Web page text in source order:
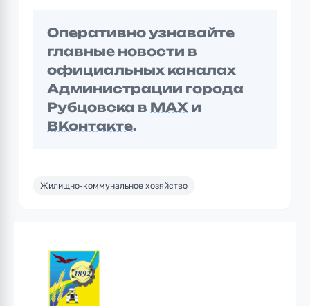
Оперативно узнавайте
главные новости в
официальных каналах
Администрации города
Рубцовска в MAX и
ВКонтакте.
Жилищно-коммунальное хозяйство